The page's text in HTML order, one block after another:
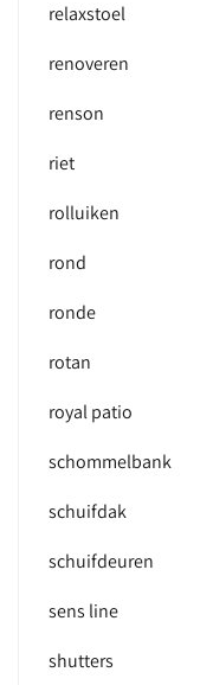
relaxstoel
renoveren
renson
riet
rolluiken
rond
ronde
rotan
royal patio
schommelbank
schuifdak
schuifdeuren
sens line
shutters